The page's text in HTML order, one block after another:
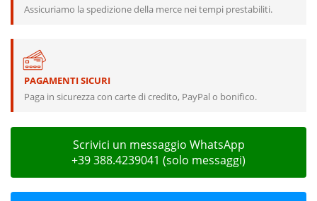
Assicuriamo la spedizione della merce nei tempi prestabiliti.
PAGAMENTI SICURI
Paga in sicurezza con carte di credito, PayPal o bonifico.
Scrivici un messaggio WhatsApp
+39 388.4239041 (solo messaggi)